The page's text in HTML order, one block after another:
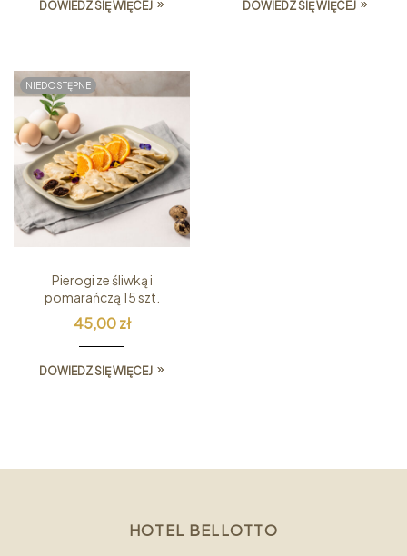
DOWIEDZ SIĘ WIĘCEJ DOWIEDZ SIĘ WIĘCEJ
NIEDOSTĘPNE
Pierogi ze śliwką i
pomarańczą 15 szt.
45,00zł
DOWIEDZ SIĘ WIĘCEJ
HOTEL BELLOTTO